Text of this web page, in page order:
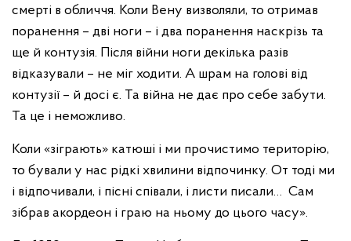
смерті в обличчя. Коли Вену визволяли, то отримав
поранення – дві ноги – і два поранення наскрізь та
ще й контузія. Після війни ноги декілька разів
відказували – не міг ходити. А шрам на голові від
контузії – й досі є. Та війна не дає про себе забути.
Та це і неможливо.
Коли «зіграють» катюші і ми прочистимо територію,
то бували у нас рідкі хвилини відпочинку. От тоді ми
і відпочивали, і пісні співали, і листи писали… Сам
зібрав акордеон і граю на ньому до цього часу».